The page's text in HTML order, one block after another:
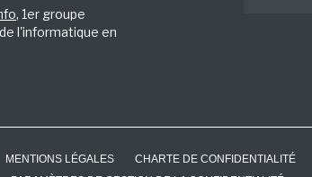
, 1er groupe
l'informatique en
MENTIONS LÉGALES CHARTE DE CONFIDENTIALITÉ